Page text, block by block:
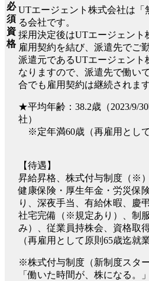
必
須
資
格
UTエージェント株式会社は「
る会社です。
採用決定後はUTエージェント
雇用契約を結び、派遣先でご
派遣元であるUTエージェント
なりますので、派遣先で働い
合でも雇用契約は継続されます
★平均年齢：38.2歳（2023/9/
社）
※定年満60歳（再雇用として
【待遇】
昇給昇格、株式付与制度（※
健康保険・厚生年金・労災保
り、深夜手当、有給休暇、慶
社宅完備（※規定あり）、制
み）、従業員持株会、資格取
（再雇用として原則65歳迄就業
※株式付与制度（新制度スター
「働いた時間が、株になる。」